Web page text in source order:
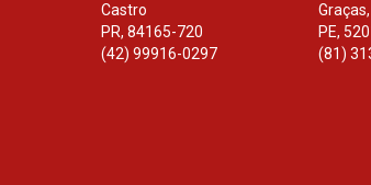
Castro
PR, 84165-720
(42) 99916-0297
PE,
(81)